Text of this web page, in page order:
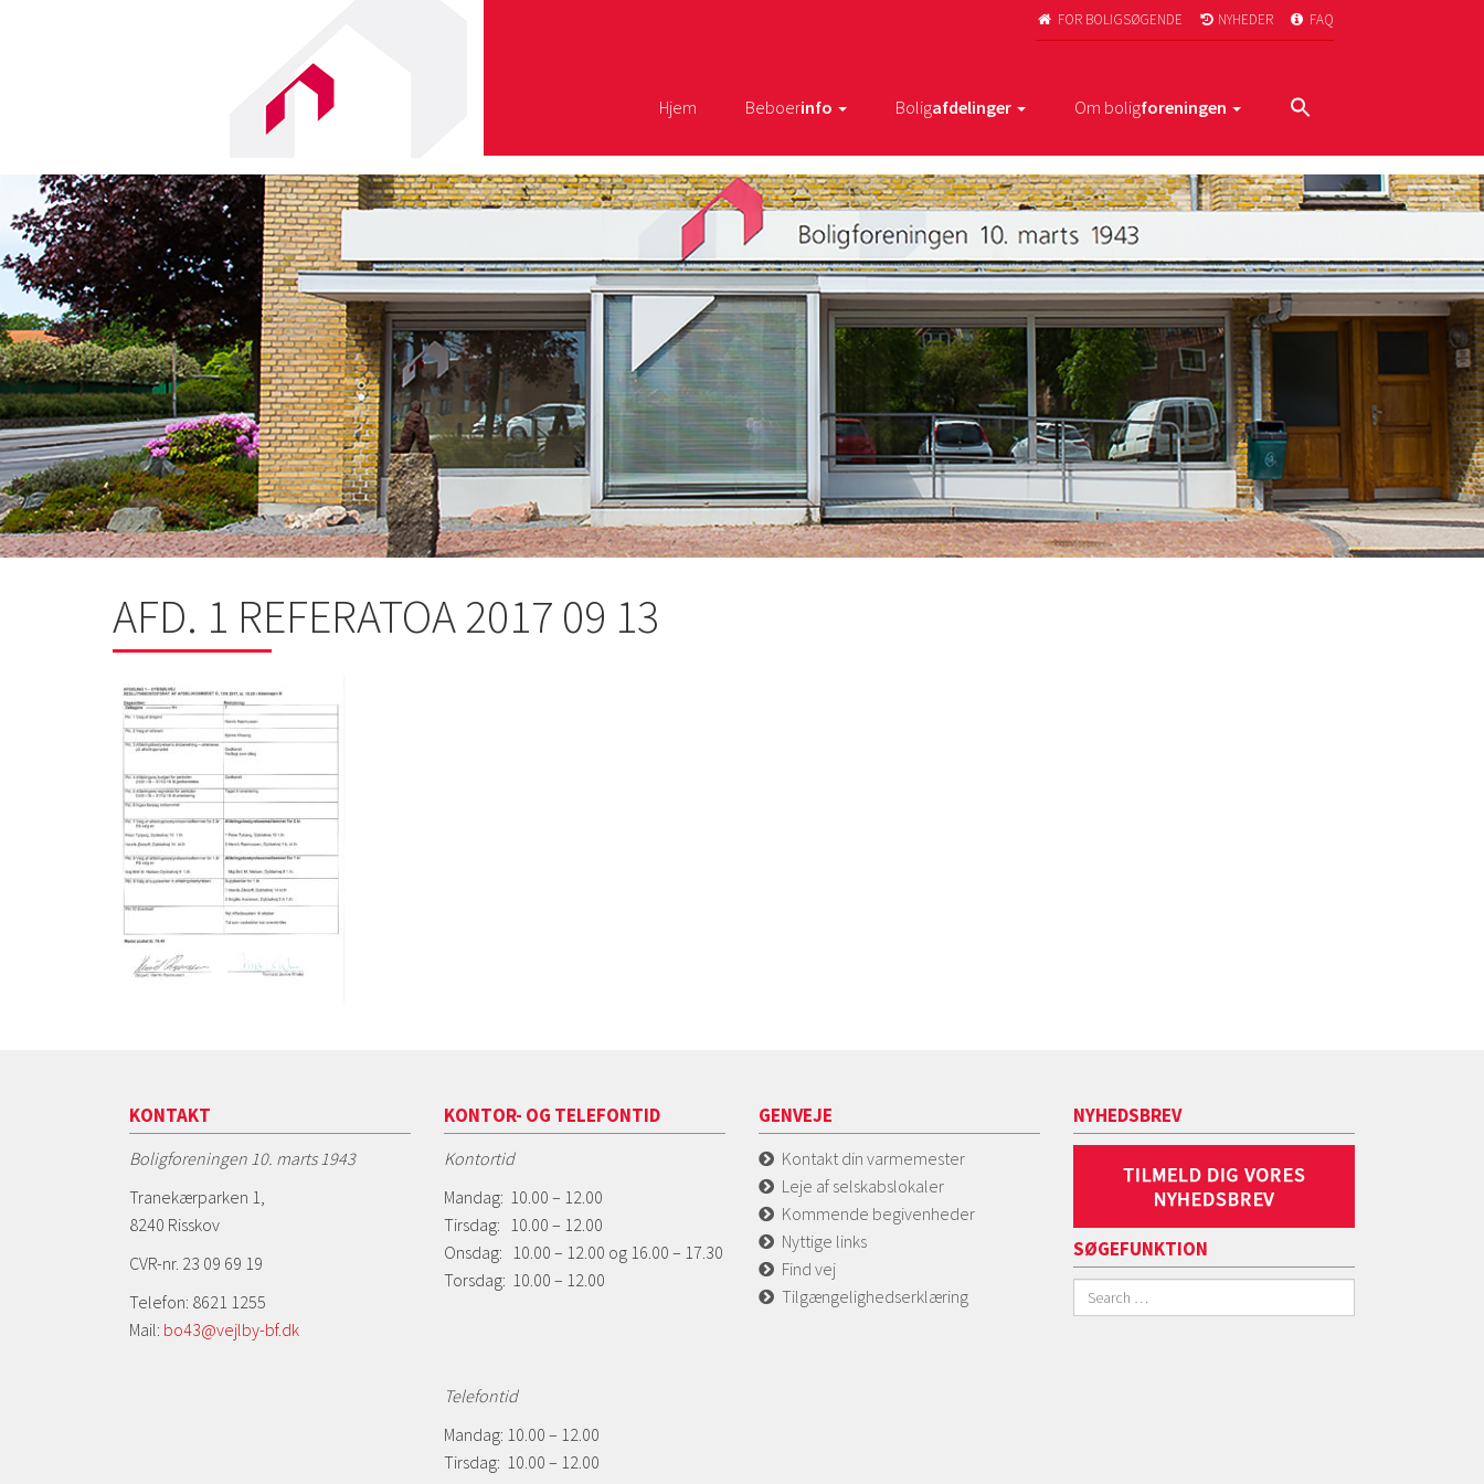
 FOR BOLIGSØGENDE  NYHEDER  FAQ
Hjem Beboerinfo Boligafdelinger Om boligforeningen
AFD. 1 REFERATOA 2017 09 13
KONTAKT
Boligforeningen 10. marts 1943
Tranekærparken 1,
8240 Risskov
CVR-nr. 23 09 69 19
Telefon: 8621 1255
Mail: bo43@vejlby-bf.dk
KONTOR- OG TELEFONTID
Kontortid
Mandag: 10.00 – 12.00
Tirsdag: 10.00 – 12.00
Onsdag: 10.00 – 12.00 og 16.00 – 17.30
Torsdag: 10.00 – 12.00
Telefontid
Mandag: 10.00 – 12.00
Tirsdag: 10.00 – 12.00
GENVEJE
Kontakt din varmemester
Leje af selskabslokaler
Kommende begivenheder
Nyttige links
Find vej
Tilgængelighedserklæring
NYHEDSBREV
SØGEFUNKTION